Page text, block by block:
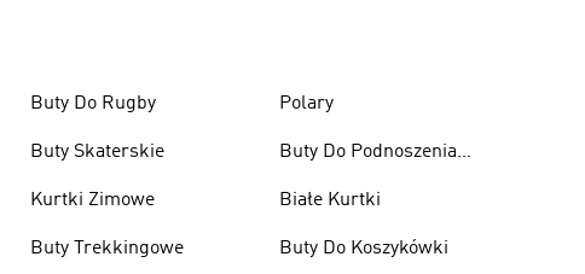
Buty Do Rugby
Buty Skaterskie
Kurtki Zimowe
Buty Trekkingowe
Polary
Buty Do Podnoszenia
Białe Kurtki
Buty Do Koszykówki